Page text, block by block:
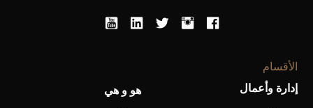
أحذية Mary Jane: ترف وأناقة للرجال
الأقسام
إدارة وأعمال
هو و هي